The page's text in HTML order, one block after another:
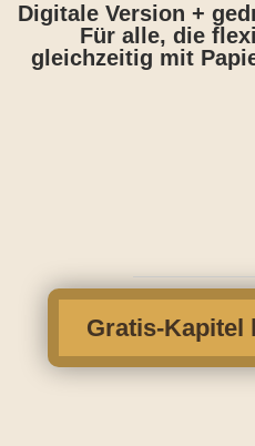
Digitale Version +
Für alle, die
gleichzeitig mit
Gratis-Kapitel